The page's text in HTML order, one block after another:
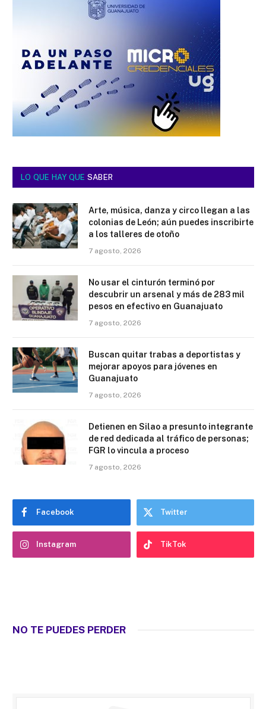
LO QUE HAY QUE SABER
Arte, música, danza y circo llegan a las
colonias de León; aún puedes inscribirte
a los talleres de otoño
7 agosto, 2026
No usar el cinturón terminó por
descubrir un arsenal y más de 283 mil
pesos en efectivo en Guanajuato
7 agosto, 2026
Buscan quitar trabas a deportistas y
mejorar apoyos para jóvenes en
Guanajuato
7 agosto, 2026
Detienen en Silao a presunto integrante
de red dedicada al tráfico de personas;
FGR lo vincula a proceso
7 agosto, 2026
Facebook Twitter
Instagram TikTok
NO TE PUEDES PERDER